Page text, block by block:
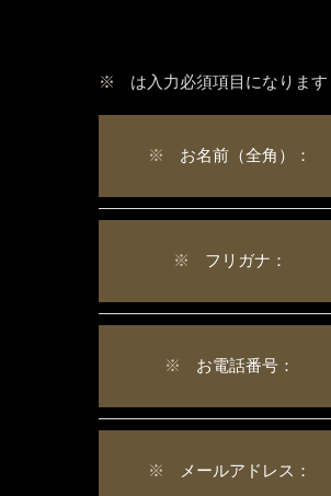
※ は入力必須項目になります
※ お名前（全角）：
※ フリガナ：
※ お電話番号：
※ メールアドレス：